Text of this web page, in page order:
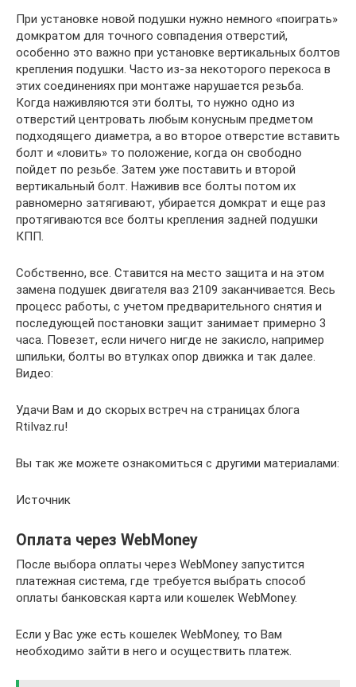
При установке новой подушки нужно немного «поиграть»
домкратом для точного совпадения отверстий,
особенно это важно при установке вертикальных болтов
крепления подушки. Часто из-за некоторого перекоса в
этих соединениях при монтаже нарушается резьба.
Когда наживляются эти болты, то нужно одно из
отверстий центровать любым конусным предметом
подходящего диаметра, а во второе отверстие вставить
болт и «ловить» то положение, когда он свободно
пойдет по резьбе. Затем уже поставить и второй
вертикальный болт. Наживив все болты потом их
равномерно затягивают, убирается домкрат и еще раз
протягиваются все болты крепления задней подушки
КПП.
Собственно, все. Ставится на место защита и на этом
замена подушек двигателя ваз 2109 заканчивается. Весь
процесс работы, с учетом предварительного снятия и
последующей постановки защит занимает примерно 3
часа. Повезет, если ничего нигде не закисло, например
шпильки, болты во втулках опор движка и так далее.
Видео:
Удачи Вам и до скорых встреч на страницах блога
RtiIvaz.ru!
Вы так же можете ознакомиться с другими материалами:
Источник
Оплата через WebMoney
После выбора оплаты через WebMoney запустится
платежная система, где требуется выбрать способ
оплаты банковская карта или кошелек WebMoney.
Если у Вас уже есть кошелек WebMoney, то Вам
необходимо зайти в него и осуществить платеж.